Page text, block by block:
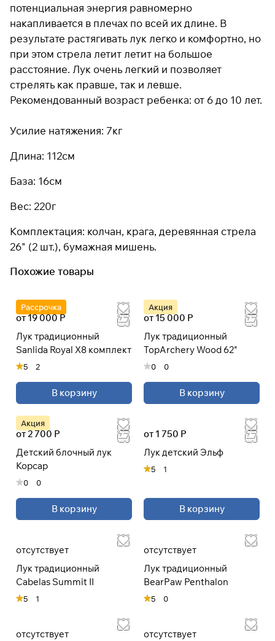
потенциальная энергия равномерно
накапливается в плечах по всей их длине. В
результате растягивать лук легко и комфортно, но
при этом стрела летит летит на большое
расстояние. Лук очень легкий и позволяет
стрелять как правше, так и левше.
Рекомендованный возраст ребенка: от 6 до 10 лет.
Усилие натяжения: 7кг
Длина: 112см
База: 16см
Вес: 220г
Комплектация: колчан, крага, деревянная стрела
26" (2 шт.), бумажная мишень.
Похожие товары
Рассрочка
от 19 000 Р
Лук традиционный
Sanlida Royal X8 комплект
5 2
В корзину
Акция
от 15 000 Р
Лук традиционный
TopArchery Wood 62"
0 0
В корзину
Акция
от 2 700 Р
Детский блочный лук
Корсар
0 0
В корзину
от 1 750 Р
Лук детский Эльф
5 1
В корзину
отсутствует
Лук традиционный
Cabelas Summit II
5 1
отсутствует
Лук традиционный
BearPaw Penthalon
5 0
отсутствует
отсутствует
25
раз в 2
недели
Остались вопросы?
8 800 302-02-51